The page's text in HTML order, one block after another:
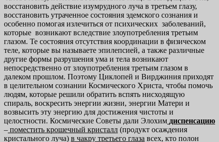
восстановить действие изумрудного луча в третьем глазу,
восстановить утраченное состояния эдемского сознания и
особенно помогая излечиться от психических заболеваний,
которые возникают вследствие злоупотребления третьим
глазом. Те состояния отсутствия координации в физическом
теле, которые вы называете эпилепсией, а также различные
другие формы разрушения ума и тела возникают
непосредственно от злоупотребления третьим глазом в
далеком прошлом. Поэтому Циклопей и Вирджиния приходят
в целительном сознании Космического Христа, чтобы помочь
людям, которые решили обратить вспять нисходящую
спираль, воскресить энергии жизни, энергии Матери и
возвысить эту энергию для достижения чистоты и
целостности. Космические Советы дали Элохим диспенсацию
– поместить крошечный кристалл (продукт осаждения
кристального луча) в чакру третьего глаза всех, кто полон